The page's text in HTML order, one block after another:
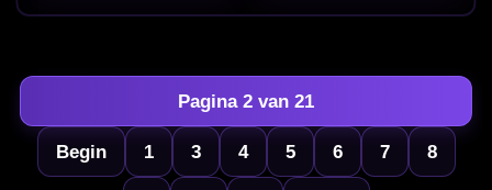
Begin 1
Pagina 2 van 21
3 4 5 6 7 8